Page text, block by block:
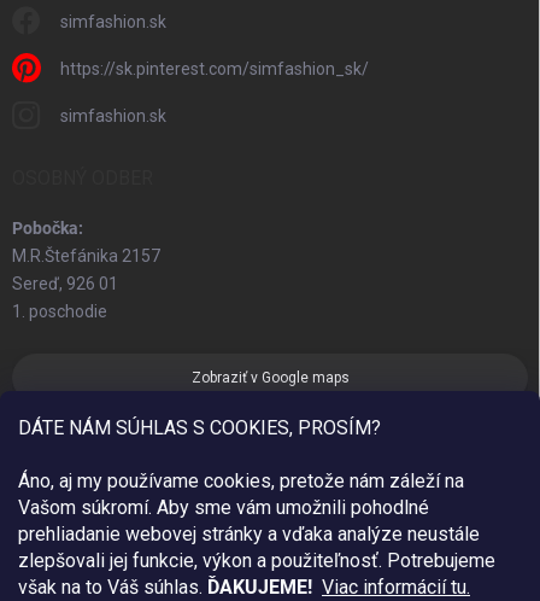
DÁTE NÁM SÚHLAS S COOKIES, PROSÍM?
Áno, aj my používame cookies, pretože nám záleží na
Vašom súkromí. Aby sme vám umožnili pohodlné
prehliadanie webovej stránky a vďaka analýze neustále
zlepšovali jej funkcie, výkon a použiteľnosť. Potrebujeme
však na to Váš súhlas. ĎAKUJEME! Viac informácií tu.
simfashion.sk
https://sk.pinterest.com/simfashion_sk/
simfashion.sk
Pobočka:
M.R.Štefánika 2157
Sereď, 926 01
1. poschodie
Zobraziť v Google maps